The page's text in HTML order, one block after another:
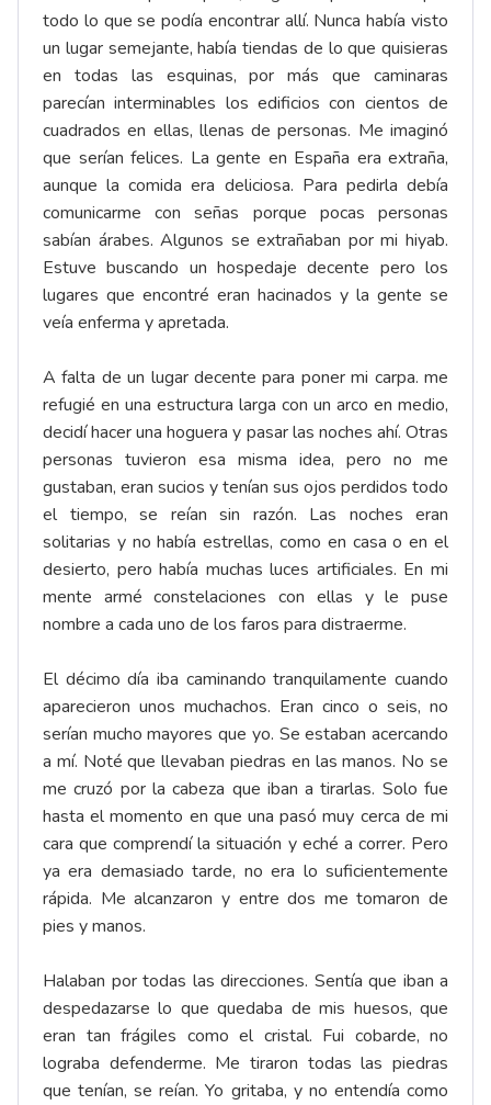
todo lo que se podía encontrar allí. Nunca había visto
un lugar semejante, había tiendas de lo que quisieras
en todas las esquinas, por más que caminaras
parecían interminables los edificios con cientos de
cuadrados en ellas, llenas de personas. Me imaginó
que serían felices. La gente en España era extraña,
aunque la comida era deliciosa. Para pedirla debía
comunicarme con señas porque pocas personas
sabían árabes. Algunos se extrañaban por mi hiyab.
Estuve buscando un hospedaje decente pero los
lugares que encontré eran hacinados y la gente se
veía enferma y apretada.
A falta de un lugar decente para poner mi carpa. me
refugié en una estructura larga con un arco en medio,
decidí hacer una hoguera y pasar las noches ahí. Otras
personas tuvieron esa misma idea, pero no me
gustaban, eran sucios y tenían sus ojos perdidos todo
el tiempo, se reían sin razón. Las noches eran
solitarias y no había estrellas, como en casa o en el
desierto, pero había muchas luces artificiales. En mi
mente armé constelaciones con ellas y le puse
nombre a cada uno de los faros para distraerme.
El décimo día iba caminando tranquilamente cuando
aparecieron unos muchachos. Eran cinco o seis, no
serían mucho mayores que yo. Se estaban acercando
a mí. Noté que llevaban piedras en las manos. No se
me cruzó por la cabeza que iban a tirarlas. Solo fue
hasta el momento en que una pasó muy cerca de mi
cara que comprendí la situación y eché a correr. Pero
ya era demasiado tarde, no era lo suficientemente
rápida. Me alcanzaron y entre dos me tomaron de
pies y manos.
Halaban por todas las direcciones. Sentía que iban a
despedazarse lo que quedaba de mis huesos, que
eran tan frágiles como el cristal. Fui cobarde, no
lograba defenderme. Me tiraron todas las piedras
que tenían, se reían. Yo gritaba, y no entendía como